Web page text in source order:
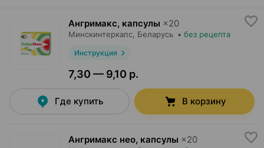
Ангримакс, капсулы ×20
Минскинтеркапс , Беларусь • без рецепта
Инструкция
7,30 — 9,10 р.
Где купить В корзину
Ангримакс нео, капсулы ×20